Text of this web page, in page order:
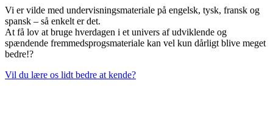
Vi er vilde med undervisningsmateriale på engelsk, tysk, fransk og
spansk – så enkelt er det.
At få lov at bruge hverdagen i et univers af udviklende og
spændende fremmedsprogsmateriale kan vel kun dårligt blive meget
bedre!?
Vil du lære os lidt bedre at kende?